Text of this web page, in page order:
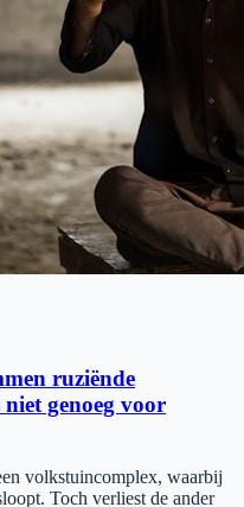
ruziënde
genoeg voor
volkstuincomplex, waarbij
Toch verliest de ander